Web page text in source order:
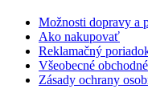
Možnosti dopravy a
Ako nakupovať
Reklamačný
Všeobecné
Zásady ochrany